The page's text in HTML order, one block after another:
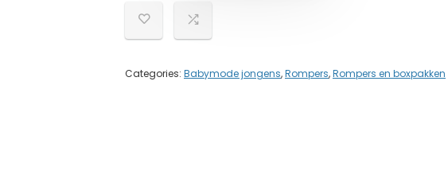
Categories: Babymode jongens,Rompers,Rompers en boxpakken